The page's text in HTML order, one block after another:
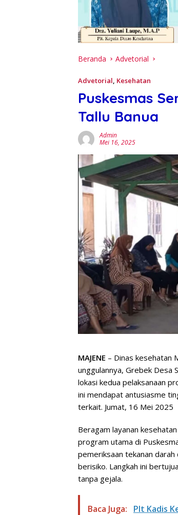
Beranda Advetorial
Advetorial, Kesehatan
Puskesmas
Tallu Banua
Admin
Mei 16, 2025
MAJENE – Dinas kesehatan
unggulannya, Grebek Desa
lokasi kedua pelaksanaan
ini mendapat antusiasme
terkait. Jumat, 16 Mei 2025
Beragam layanan
program utama di
pemeriksaan tekanan
berisiko. Langkah ini
tanpa gejala.
Baca Juga:
Plt Kadis